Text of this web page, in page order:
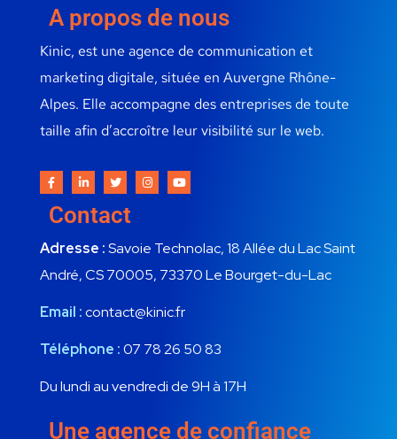
A propos de nous
Kinic, est une agence de communication et
marketing digitale, située en Auvergne Rhône-
Alpes. Elle accompagne des entreprises de toute
taille afin d’accroître leur visibilité sur le web.
Contact
Adresse :Savoie Technolac, 18 Allée du Lac Saint
André, CS 70005, 73370 Le Bourget-du-Lac
Email :contact@kinic.fr
Téléphone :07 78 26 50 83
Du lundi au vendredi de 9H à 17H
Une agence de confiance